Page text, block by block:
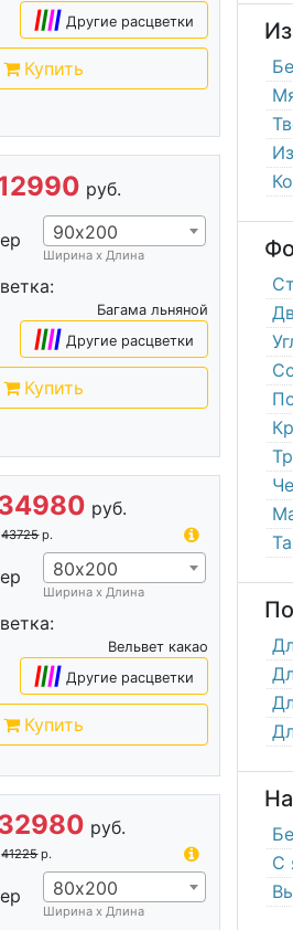
|||| Другие расцветки
Купить
руб.
90х200
Ширина х Длина
Багама льняной
|||| Другие расцветки
Купить
руб.
43725 р.
80х200
Ширина х Длина
Вельвет какао
|||| Другие расцветки
Купить
руб.
41225 р.
80х200
Ширина х Длина
С